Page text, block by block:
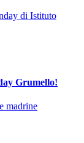
di Istituto
Grumello!
madrine